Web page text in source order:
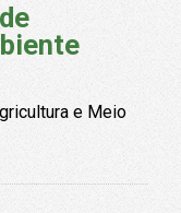
e Meio